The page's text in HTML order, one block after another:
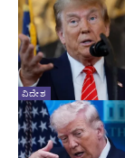
ವಿದೇಶ